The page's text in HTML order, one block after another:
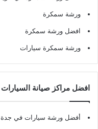
ورشة سمكرة
افضل ورشة سمكرة
ورشة سمكرة سيارات
افضل مراكز صيانة
أفضل ورشة سيارات في جدة